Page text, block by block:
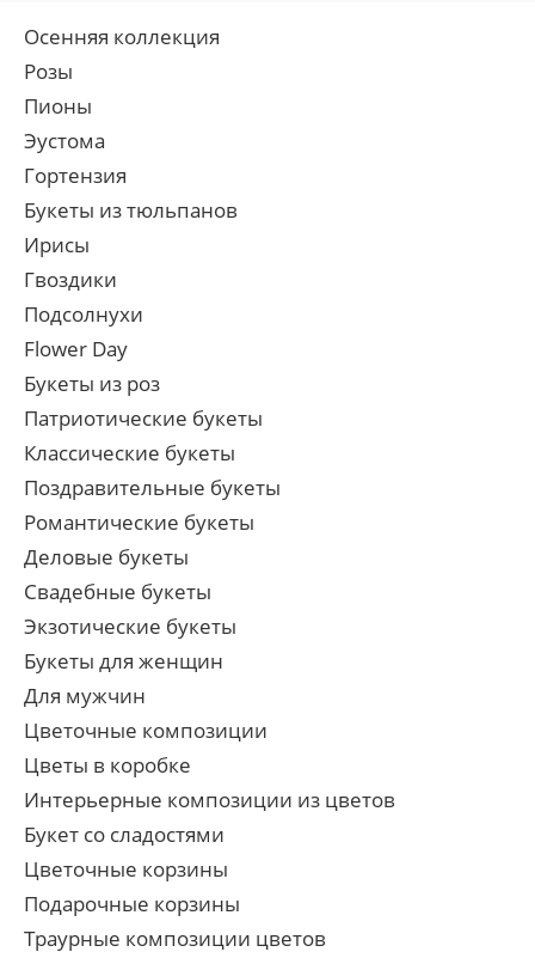
Осенняя коллекция
Розы
Пионы
Эустома
Гортензия
Букеты из тюльпанов
Ирисы
Гвоздики
Подсолнухи
Flower Day
Букеты из роз
Патриотические букеты
Классические букеты
Поздравительные букеты
Романтические букеты
Деловые букеты
Свадебные букеты
Экзотические букеты
Букеты для женщин
Для мужчин
Цветочные композиции
Цветы в коробке
Интерьерные композиции из цветов
Букет со сладостями
Цветочные корзины
Подарочные корзины
Траурные композиции цветов